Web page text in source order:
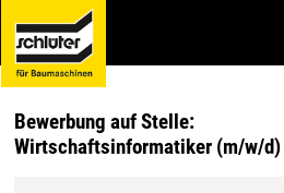
Bewerbung auf Stelle:
Wirtschaftsinformatiker (m/w/d)